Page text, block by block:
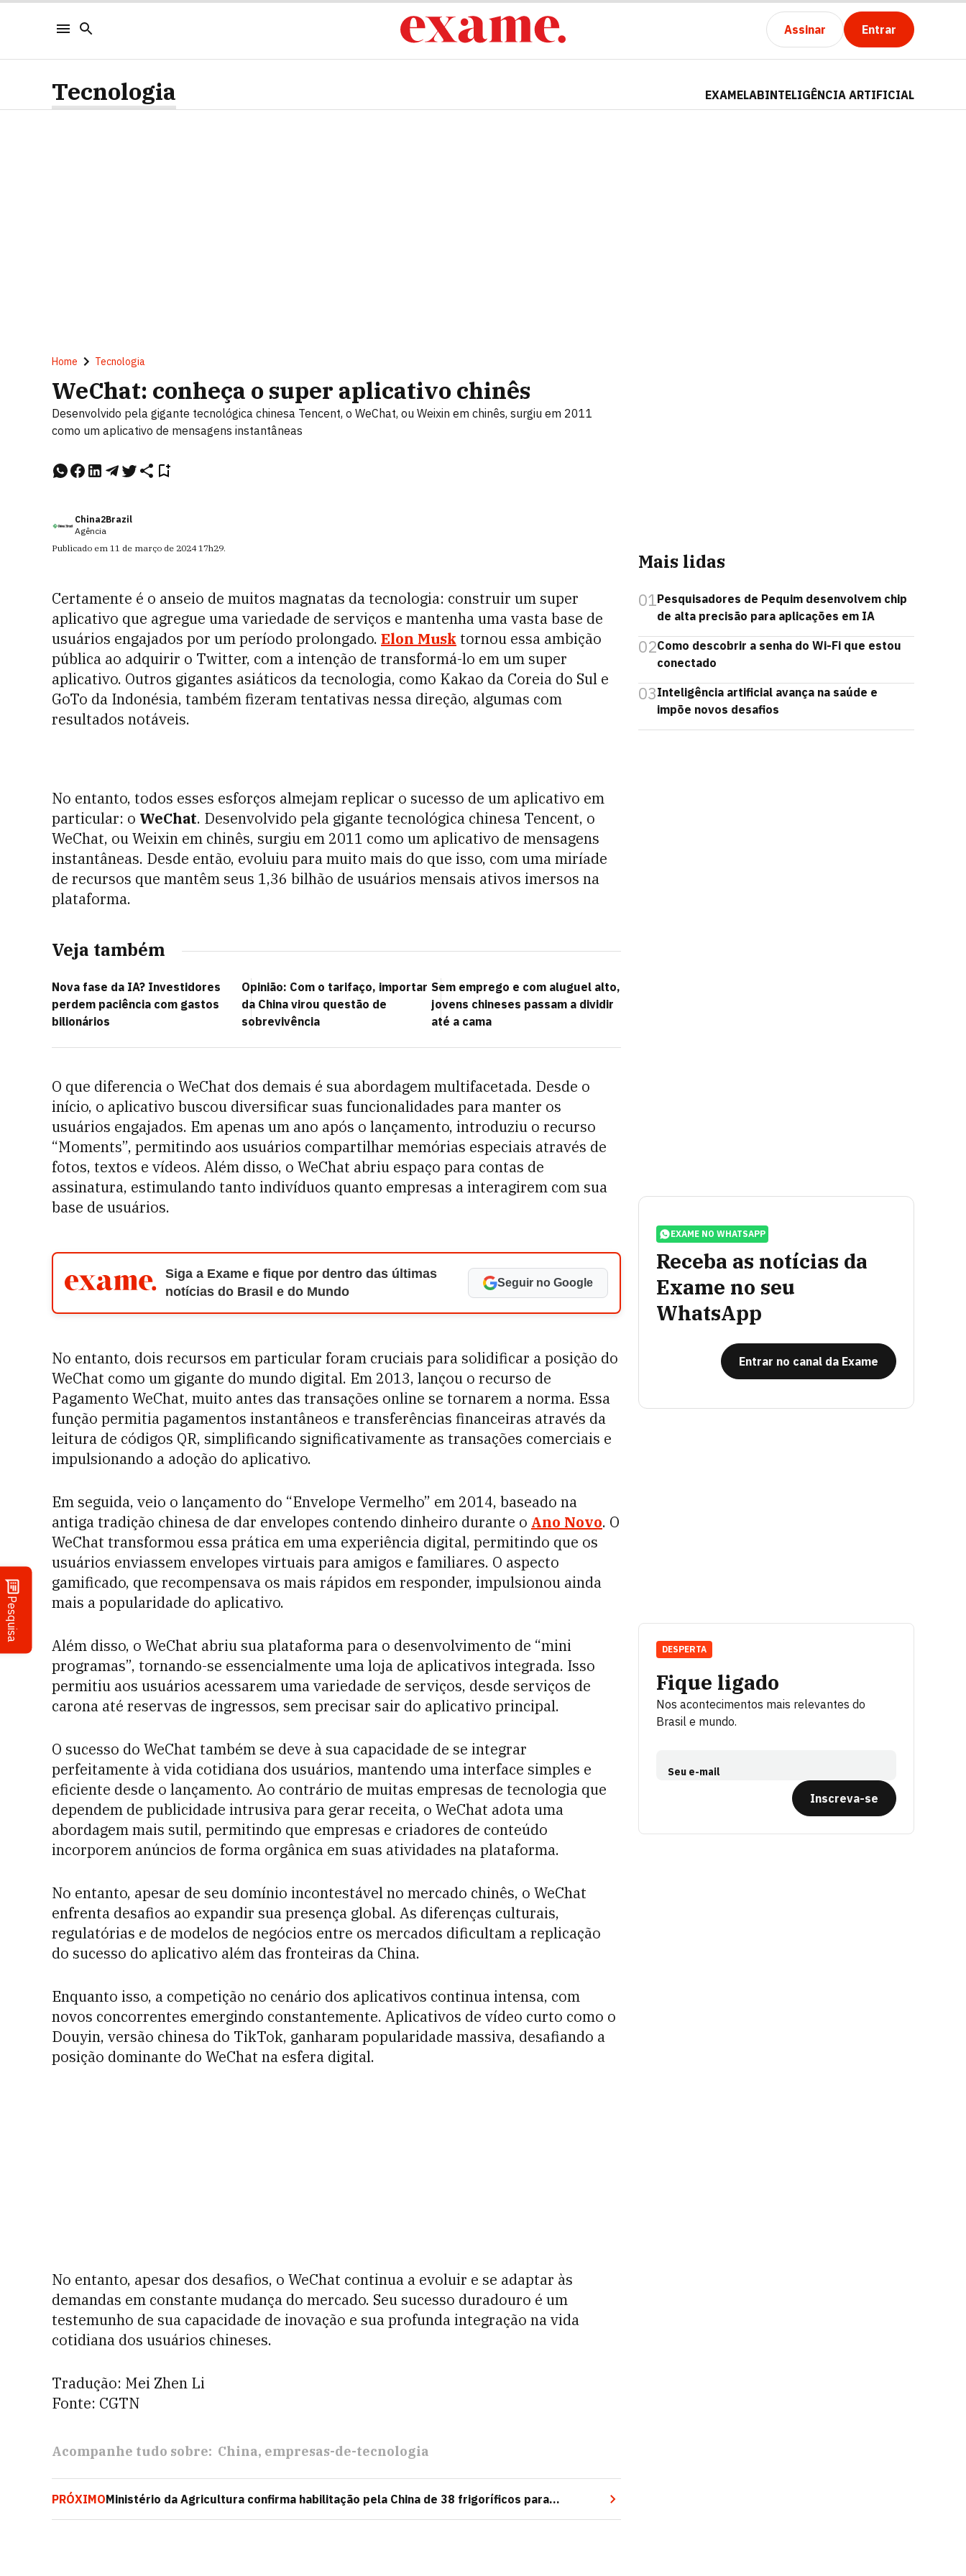
Assinar Entrar
Pesquisa
Tecnologia EXAMELABINTELIGÊNCIA ARTIFICIAL
Home Tecnologia
WeChat: conheça o super aplicativo chinês
Desenvolvido pela gigante tecnológica chinesa Tencent, o WeChat, ou Weixin em chinês, surgiu em 2011
como um aplicativo de mensagens instantâneas
China2Brazil
Agência
Publicado em 11 de março de 2024 17h29.
Certamente é o anseio de muitos magnatas da tecnologia: construir um super
aplicativo que agregue uma variedade de serviços e mantenha uma vasta base de
usuários engajados por um período prolongado. Elon Musk tornou essa ambição
pública ao adquirir o Twitter, com a intenção de transformá-lo em um super
aplicativo. Outros gigantes asiáticos da tecnologia, como Kakao da Coreia do Sul e
GoTo da Indonésia, também fizeram tentativas nessa direção, algumas com
resultados notáveis.
No entanto, todos esses esforços almejam replicar o sucesso de um aplicativo em
particular: o WeChat. Desenvolvido pela gigante tecnológica chinesa Tencent, o
WeChat, ou Weixin em chinês, surgiu em 2011 como um aplicativo de mensagens
instantâneas. Desde então, evoluiu para muito mais do que isso, com uma miríade
de recursos que mantêm seus 1,36 bilhão de usuários mensais ativos imersos na
plataforma.
Veja também
Nova fase da IA? Investidores
perdem paciência com gastos
bilionários
Opinião: Com o tarifaço, importar
da China virou questão de
sobrevivência
Sem emprego e com aluguel alto,
jovens chineses passam a dividir
até a cama
O que diferencia o WeChat dos demais é sua abordagem multifacetada. Desde o
início, o aplicativo buscou diversificar suas funcionalidades para manter os
usuários engajados. Em apenas um ano após o lançamento, introduziu o recurso
“Moments”, permitindo aos usuários compartilhar memórias especiais através de
fotos, textos e vídeos. Além disso, o WeChat abriu espaço para contas de
assinatura, estimulando tanto indivíduos quanto empresas a interagirem com sua
base de usuários.
Siga a Exame e fique por dentro das últimas
notícias do Brasil e do Mundo
Seguir no Google
No entanto, dois recursos em particular foram cruciais para solidificar a posição do
WeChat como um gigante do mundo digital. Em 2013, lançou o recurso de
Pagamento WeChat, muito antes das transações online se tornarem a norma. Essa
função permitia pagamentos instantâneos e transferências financeiras através da
leitura de códigos QR, simplificando significativamente as transações comerciais e
impulsionando a adoção do aplicativo.
Em seguida, veio o lançamento do “Envelope Vermelho” em 2014, baseado na
antiga tradição chinesa de dar envelopes contendo dinheiro durante o Ano Novo. O
WeChat transformou essa prática em uma experiência digital, permitindo que os
usuários enviassem envelopes virtuais para amigos e familiares. O aspecto
gamificado, que recompensava os mais rápidos em responder, impulsionou ainda
mais a popularidade do aplicativo.
Além disso, o WeChat abriu sua plataforma para o desenvolvimento de “mini
programas”, tornando-se essencialmente uma loja de aplicativos integrada. Isso
permitiu aos usuários acessarem uma variedade de serviços, desde serviços de
carona até reservas de ingressos, sem precisar sair do aplicativo principal.
O sucesso do WeChat também se deve à sua capacidade de se integrar
perfeitamente à vida cotidiana dos usuários, mantendo uma interface simples e
eficiente desde o lançamento. Ao contrário de muitas empresas de tecnologia que
dependem de publicidade intrusiva para gerar receita, o WeChat adota uma
abordagem mais sutil, permitindo que empresas e criadores de conteúdo
incorporem anúncios de forma orgânica em suas atividades na plataforma.
No entanto, apesar de seu domínio incontestável no mercado chinês, o WeChat
enfrenta desafios ao expandir sua presença global. As diferenças culturais,
regulatórias e de modelos de negócios entre os mercados dificultam a replicação
do sucesso do aplicativo além das fronteiras da China.
Enquanto isso, a competição no cenário dos aplicativos continua intensa, com
novos concorrentes emergindo constantemente. Aplicativos de vídeo curto como o
Douyin, versão chinesa do TikTok, ganharam popularidade massiva, desafiando a
posição dominante do WeChat na esfera digital.
No entanto, apesar dos desafios, o WeChat continua a evoluir e se adaptar às
demandas em constante mudança do mercado. Seu sucesso duradouro é um
testemunho de sua capacidade de inovação e sua profunda integração na vida
cotidiana dos usuários chineses.
Tradução: Mei Zhen Li
Fonte: CGTN
Acompanhe tudo sobre: China empresas-de-tecnologia
PRÓXIMOMinistério da Agricultura confirma habilitação pela China de 38 frigoríficos para
exportação
Mais lidas
01Pesquisadores de Pequim desenvolvem chip
de alta precisão para aplicações em IA
02Como descobrir a senha do Wi-Fi que estou
conectado
03Inteligência artificial avança na saúde e
impõe novos desafios
EXAME NO WHATSAPP
Receba as notícias da
Exame no seu
WhatsApp
Entrar no canal da Exame
Fique ligado
Nos acontecimentos mais relevantes do
Brasil e mundo.
Seu e-mail
Inscreva-se
DESPERTA